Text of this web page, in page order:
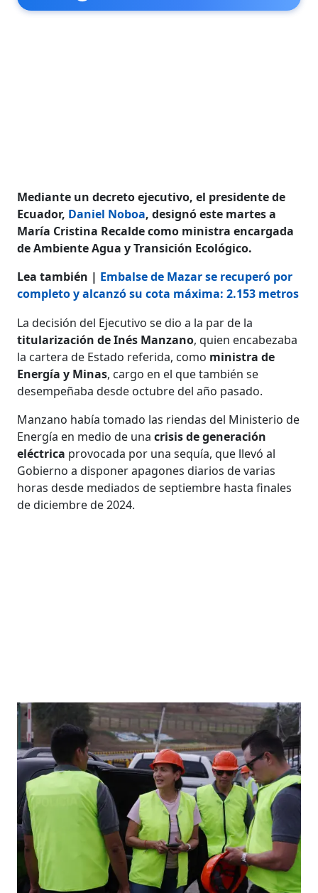
Mediante un decreto ejecutivo, el presidente de
Ecuador, Daniel Noboa, designó este martes a
María Cristina Recalde como ministra encargada
de Ambiente Agua y Transición Ecológico.
Lea también | Embalse de Mazar se recuperó por
completo y alcanzó su cota máxima: 2.153 metros
La decisión del Ejecutivo se dio a la par de la
titularización de Inés Manzano, quien encabezaba
la cartera de Estado referida, como ministra de
Energía y Minas, cargo en el que también se
desempeñaba desde octubre del año pasado.
Manzano había tomado las riendas del Ministerio de
Energía en medio de una crisis de generación
eléctrica provocada por una sequía, que llevó al
Gobierno a disponer apagones diarios de varias
horas desde mediados de septiembre hasta finales
de diciembre de 2024.